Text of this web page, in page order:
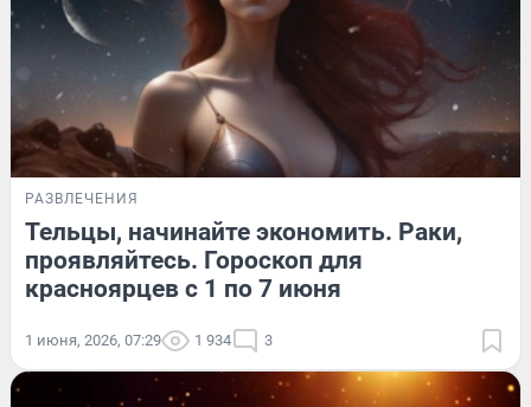
РАЗВЛЕЧЕНИЯ
Тельцы, начинайте экономить. Раки,
проявляйтесь. Гороскоп для
красноярцев с 1 по 7 июня
1 июня, 2026, 07:29 1 934 3